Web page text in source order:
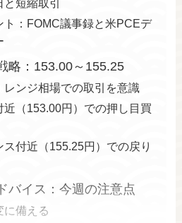
と短縮取引
ト：FOMC議事録と米PCEデ
略：153.00～155.25
レンジ相場での取引を意識
近（153.00円）での押し目買
ス付近（155.25円）での戻り
バイス：今週の注意点
に備える